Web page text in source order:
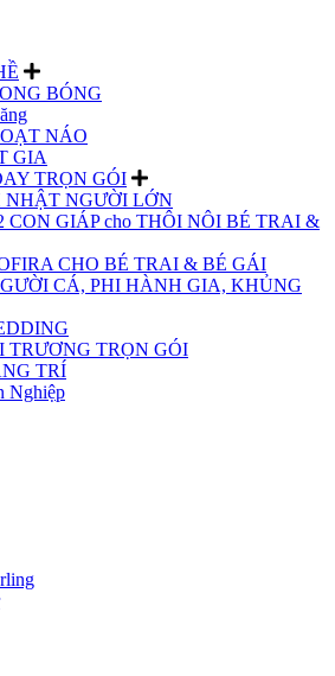
BÓNG
NÁO
GIA
TRỌN GÓI
NHẬT NGƯỜI LỚN
CON GIÁP cho THÔI NÔI BÉ TRAI &
CHO BÉ TRAI & BÉ GÁI
CÁ, PHI HÀNH GIA, KHỦNG
TRƯƠNG TRỌN GÓI
TRÍ
Nghiệp